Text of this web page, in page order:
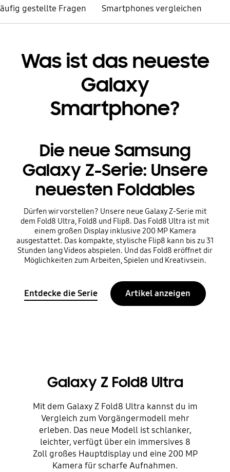
gestellte Fragen Smartphones vergleichen
Was ist das neueste
Galaxy
Smartphone?
Die neue Samsung
Galaxy Z-Serie: Unsere
neuesten Foldables
Dürfen wir vorstellen? Unsere neue Galaxy Z-Serie mit
dem Fold8 Ultra, Fold8 und Flip8. Das Fold8 Ultra ist mit
einem großen Display inklusive 200 MP Kamera
ausgestattet. Das kompakte, stylische Flip8 kann bis zu 31
Stunden lang Videos abspielen. Und das Fold8 eröffnet dir
Möglichkeiten zum Arbeiten, Spielen und Kreativsein.
Entdecke die Serie Artikel anzeigen
Galaxy Z Fold8 Ultra
Mit dem Galaxy Z Fold8 Ultra kannst du im
Vergleich zum Vorgängermodell mehr
erleben. Das neue Modell ist schlanker,
leichter, verfügt über ein immersives 8
Zoll großes Hauptdisplay und eine 200 MP
Kamera für scharfe Aufnahmen.